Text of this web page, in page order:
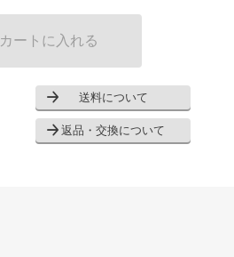
カートに入れる
送料について
返品・交換について